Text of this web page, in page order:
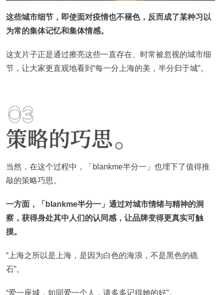
这些城市细节，即使面对疫情也不褪色，反而成了某种习以
为常的集体记忆和集体情感。
这支片子正是通过擦亮这些一直存在、时常被忽视的城市细
节，让大家更直观地看到“每一分上海的美，半分归于城”。
当然，在这个过程中，「blankme半分一」也埋下了值得推
敲的策略巧思。
一方面，「blankme半分一」通过对城市情绪与精神的洞
察，获得身处其中人们的认同感，让品牌变得更真实可触
摸。
“上海之所以是上海，是因为白色的海浪，不是黑色的礁
石”。
“爱一座城，如同爱一个人，请多多记得她的好”。